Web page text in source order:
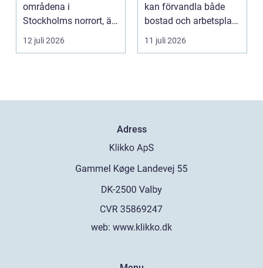
områdena i
Stockholms norrort, är
b...
12 juli 2026
kan förvandla både
bostad och arbetsplats
på kort tid. Färger, yt...
11 juli 2026
Adress
web: www.klikko.dk